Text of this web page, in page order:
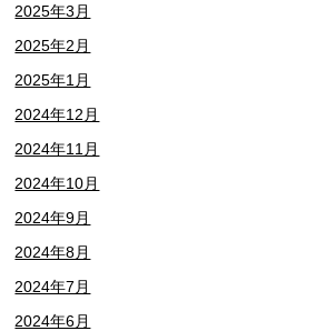
2025年3月
2025年2月
2025年1月
2024年12月
2024年11月
2024年10月
2024年9月
2024年8月
2024年7月
2024年6月